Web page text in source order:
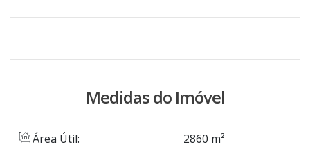
Medidas do Imóvel
Área Útil: 2860 m²